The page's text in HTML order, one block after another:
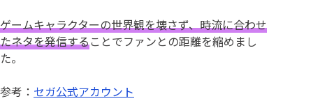
ゲームキャラクターの世界観を壊さず、時流に合わせ
たネタを発信することでファンとの距離を縮めまし
た。
参考： セガ公式アカウント